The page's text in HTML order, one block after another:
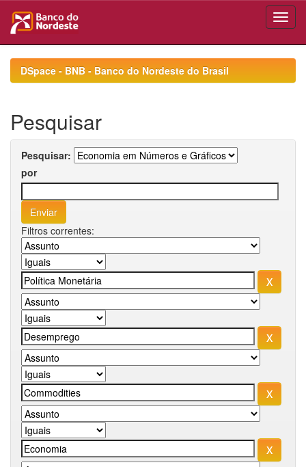
navigationDSpace - BNB - Banco do Nordeste do Brasil
Pesquisar
Pesquisar:
por
Filtros correntes: